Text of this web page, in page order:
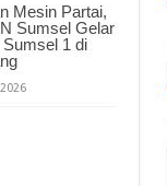
Mesin Partai,
Sumsel Gelar
1 di